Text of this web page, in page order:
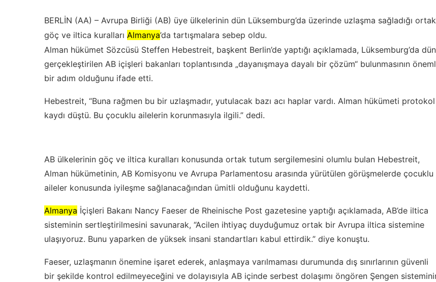
BERLİN (AA) – Avrupa Birliği (AB) üye ülkelerinin dün Lüksemburg’da üzerinde uzlaşma sağladığı ortak
göç ve iltica kuralları Almanya’da tartışmalara sebep oldu.
Alman hükümet Sözcüsü Steffen Hebestreit, başkent Berlin’de yaptığı açıklamada, Lüksemburg’da dün
gerçekleştirilen AB içişleri bakanları toplantısında „dayanışmaya dayalı bir çözüm“ bulunmasının
bir adım olduğunu ifade etti.
Hebestreit, “Buna rağmen bu bir uzlaşmadır, yutulacak bazı acı haplar vardı. Alman hükümeti protokol
kaydı düştü. Bu çocuklu ailelerin korunmasıyla ilgili.” dedi.
AB ülkelerinin göç ve iltica kuralları konusunda ortak tutum sergilemesini olumlu bulan Hebestreit,
Alman hükümetinin, AB Komisyonu ve Avrupa Parlamentosu arasında yürütülen görüşmelerde çocuklu
aileler konusunda iyileşme sağlanacağından ümitli olduğunu kaydetti.
Almanya İçişleri Bakanı Nancy Faeser de Rheinische Post gazetesine yaptığı açıklamada, AB’de iltica
sisteminin sertleştirilmesini savunarak, “Acilen ihtiyaç duyduğumuz ortak bir Avrupa iltica sistemine
ulaşıyoruz. Bunu yaparken de yüksek insani standartları kabul ettirdik.” diye konuştu.
Faeser, uzlaşmanın önemine işaret ederek, anlaşmaya varılmaması durumunda dış sınırlarının güvenli
bir şekilde kontrol edilmeyeceğini ve dolayısıyla AB içinde serbest dolaşımı öngören Şengen